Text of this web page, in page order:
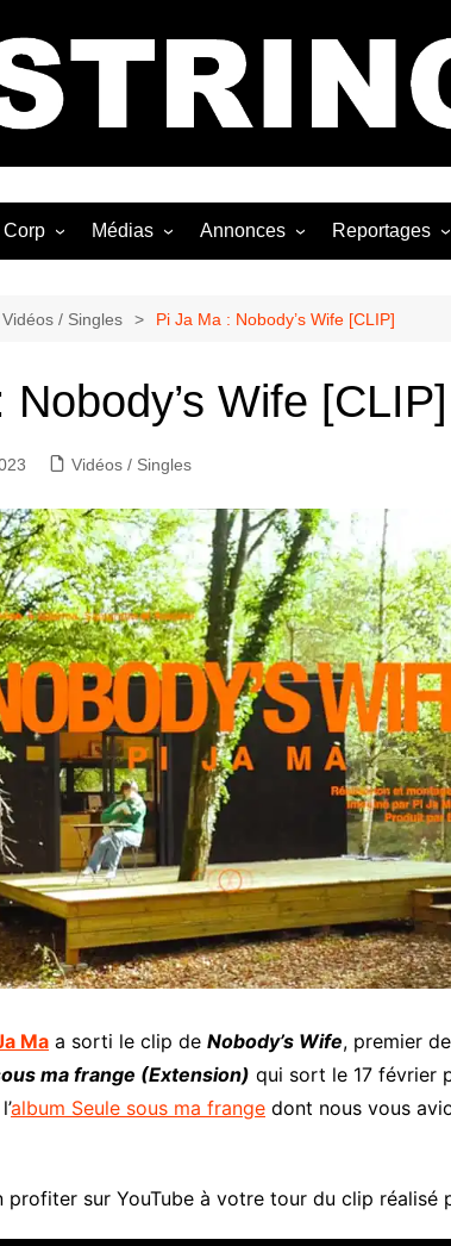
Corp Médias
Albums / EP
Annonces
Les Concerts
Reportages
Photographies
Vidéos / Singles Pi Ja Ma : Nobody’s Wife [CLIP]
Wife [CLIP]
Vidéos / Singles
Ma a sorti le clip de Nobody’s Wife, premier
ma frange (Extension) qui sort le 17 février
album Seule sous ma frange dont nous vous
profiter sur YouTube à votre tour du clip réalisé